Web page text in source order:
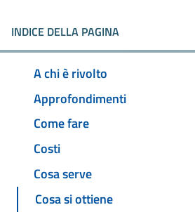
INDICE DELLA PAGINA
A chi è rivolto
Approfondimenti
Come fare
Costi
Cosa serve
Cosa si ottiene